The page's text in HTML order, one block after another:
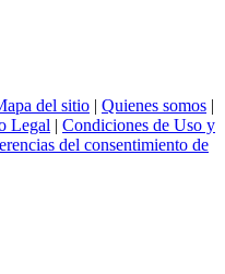
del sitio | Quienes somos |
Legal | Condiciones de Uso y
del consentimiento de